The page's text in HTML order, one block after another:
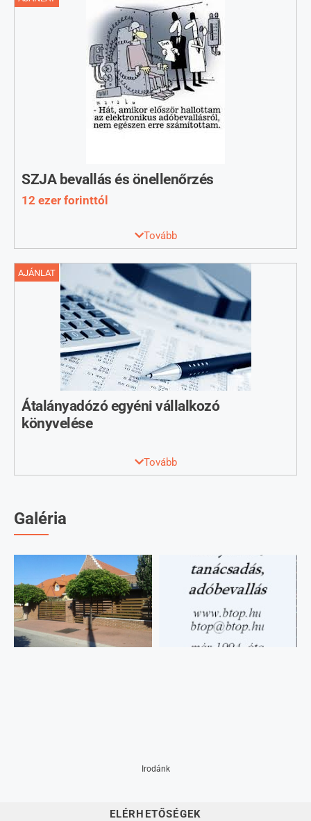
Bővebb infók: https://www.btop.hu/dunaharasztikonyveles
SZJA bevallás és önellenőrzés
12 ezer forinttól
önrevíziója. Bővebb infók itt: https://www.btop.hu/szja
Tovább
AJÁNLAT
Átalányadózó egyéni vállalkozó
könyvelése
2022. szeptember 1-től sok KATA alatt adózó egyéni
forint/hó ártól indulnak. Bővebb infók:
https://www.btop.hu/dunaharasztiegyenivallalkozas
Tovább
Galéria
Irodánk
ELÉRHETŐSÉGEK